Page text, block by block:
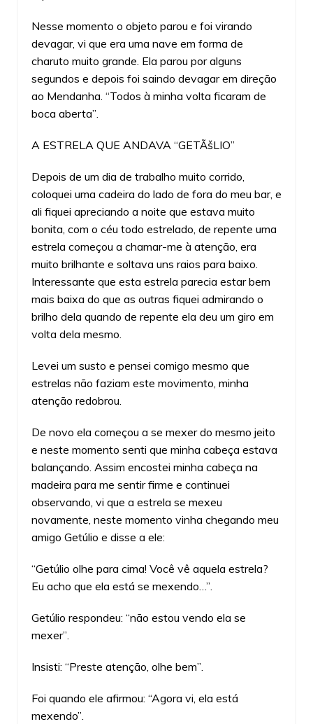
Nesse momento o objeto parou e foi virando
devagar, vi que era uma nave em forma de
charuto muito grande. Ela parou por alguns
segundos e depois foi saindo devagar em direção
ao Mendanha. “Todos à minha volta ficaram de
boca aberta”.
A ESTRELA QUE ANDAVA “GETÃšLIO”
Depois de um dia de trabalho muito corrido,
coloquei uma cadeira do lado de fora do meu bar, e
ali fiquei apreciando a noite que estava muito
bonita, com o céu todo estrelado, de repente uma
estrela começou a chamar-me à atenção, era
muito brilhante e soltava uns raios para baixo.
Interessante que esta estrela parecia estar bem
mais baixa do que as outras fiquei admirando o
brilho dela quando de repente ela deu um giro em
volta dela mesmo.
Levei um susto e pensei comigo mesmo que
estrelas não faziam este movimento, minha
atenção redobrou.
De novo ela começou a se mexer do mesmo jeito
e neste momento senti que minha cabeça estava
balançando. Assim encostei minha cabeça na
madeira para me sentir firme e continuei
observando, vi que a estrela se mexeu
novamente, neste momento vinha chegando meu
amigo Getúlio e disse a ele:
“Getúlio olhe para cima! Você vê aquela estrela?
Eu acho que ela está se mexendo…”.
Getúlio respondeu: “não estou vendo ela se
mexer”.
Insisti: “Preste atenção, olhe bem”.
Foi quando ele afirmou: “Agora vi, ela está
mexendo”.